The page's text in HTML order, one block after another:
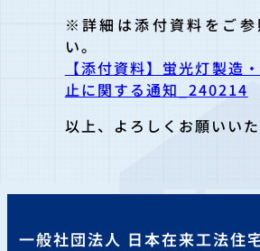
※詳細は添付資料をご参
い。
【添付資料】蛍光灯製造
止に関する通知_240214
以上、よろしくお願いいた
一般社団法人 日本在来工法住